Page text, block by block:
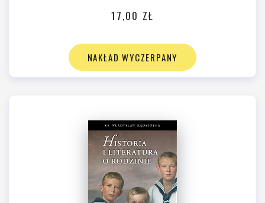
17,00 ZŁ
NAKŁAD WYCZERPANY